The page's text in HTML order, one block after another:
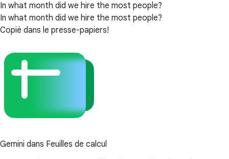
In what month did we hire the most people?
In what month did we hire the most people?
Copié dans le presse-papiers!
Gemini dans Feuilles de calcul